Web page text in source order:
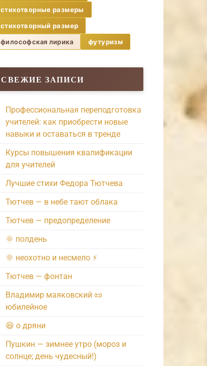
стихотворные размеры
стихотворный размер
философская лирика
футуризм
СВЕЖИЕ ЗАПИСИ
Профессиональная переподготовка
учителей: как приобрести новые
навыки и оставаться в тренде
Курсы повышения квалификации
для учителей
Лучшие стихи Федора Тютчева
Тютчев — в небе тают облака
Тютчев — предопределение
🌞 полдень
🌞 неохотно и несмело ⚡️
Тютчев — фонтан
Владимир маяковский 📜
юбилейное
😆 о дряни
Пушкин — зимнее утро (мороз и
солнце; день чудесный!)